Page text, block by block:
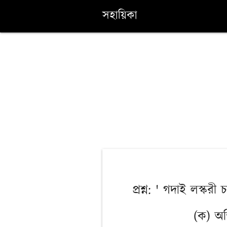
সহায়িকা
প্রশ্ন: ' গদাই লস্করী
(ক)